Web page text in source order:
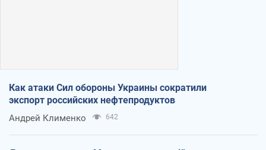
Как атаки Сил обороны Украины сократили
экспорт российских нефтепродуктов
Андрей Клименко 642